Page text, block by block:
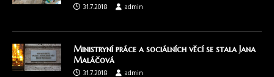
31.7.2018
admin
Ministryní práce a sociálních věcí se stala Jana
Maláčová
31.7.2018
admin